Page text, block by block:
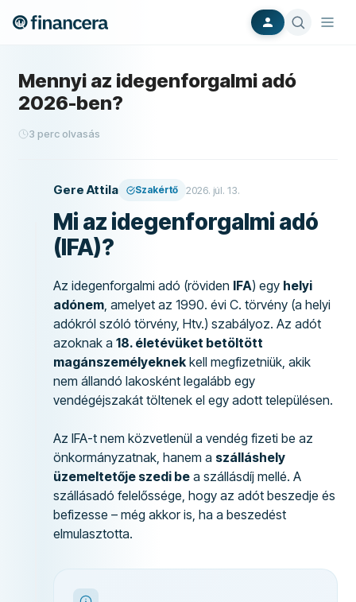
Mennyi az idegenforgalmi adó
2026-ben?
3 perc olvasás
Gere Attila Szakértő 2026. júl. 13.
Mi az idegenforgalmi adó
(IFA)?
Az idegenforgalmi adó (röviden IFA) egy helyi
adónem, amelyet az 1990. évi C. törvény (a helyi
adókról szóló törvény, Htv.) szabályoz. Az adót
azoknak a18. életévüket betöltött
magánszemélyeknek kell megfizetniük, akik
nem állandó lakosként legalább egy
vendégéjszakát töltenek el egy adott településen.
Az IFA-t nem közvetlenül a vendég fizeti be az
önkormányzatnak, hanem a szálláshely
üzemeltetője szedi be a szállásdíj mellé. A
szállásadó felelőssége, hogy az adót beszedje és
befizesse – még akkor is, ha a beszedést
elmulasztotta.